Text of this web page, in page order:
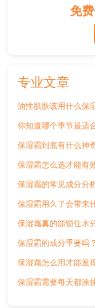
免
专业文章
油性肌肤该用什么保
你知道哪个季节最适
保湿霜到底有什么神
保湿霜怎么选才能有
保湿霜的常见成分分
保湿霜用久了会带来
保湿霜真的能锁住水
保湿霜的成分重要吗？
保湿霜怎么用才能发
保湿霜需要每天都涂